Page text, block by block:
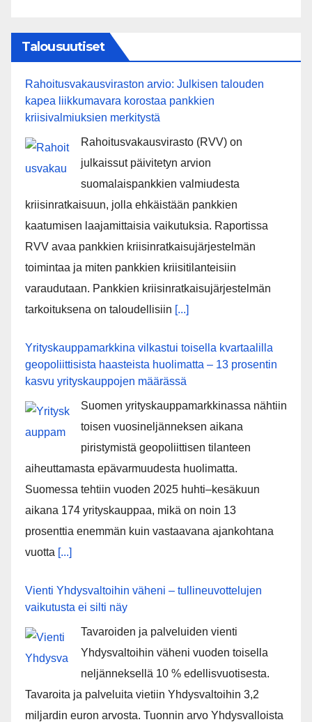
Talousuutiset
Rahoitusvakausviraston arvio: Julkisen talouden
kapea liikkumavara korostaa pankkien
kriisivalmiuksien merkitystä
Rahoitusvakausvirasto (RVV) on
julkaissut päivitetyn arvion
suomalaispankkien valmiudesta
kriisinratkaisuun, jolla ehkäistään pankkien
kaatumisen laajamittaisia vaikutuksia. Raportissa
RVV avaa pankkien kriisinratkaisujärjestelmän
toimintaa ja miten pankkien kriisitilanteisiin
varaudutaan. Pankkien kriisinratkaisujärjestelmän
tarkoituksena on taloudellisiin [...]
Yrityskauppamarkkina vilkastui toisella kvartaalilla
geopoliittisista haasteista huolimatta – 13 prosentin
kasvu yrityskauppojen määrässä
Suomen yrityskauppamarkkinassa nähtiin
toisen vuosineljänneksen aikana
piristymistä geopoliittisen tilanteen
aiheuttamasta epävarmuudesta huolimatta.
Suomessa tehtiin vuoden 2025 huhti–kesäkuun
aikana 174 yrityskauppaa, mikä on noin 13
prosenttia enemmän kuin vastaavana ajankohtana
vuotta [...]
Vienti Yhdysvaltoihin väheni – tullineuvottelujen
vaikutusta ei silti näy
Tavaroiden ja palveluiden vienti
Yhdysvaltoihin väheni vuoden toisella
neljänneksellä 10 % edellisvuotisesta.
Tavaroita ja palveluita vietiin Yhdysvaltoihin 3,2
miljardin euron arvosta. Tuonnin arvo Yhdysvalloista